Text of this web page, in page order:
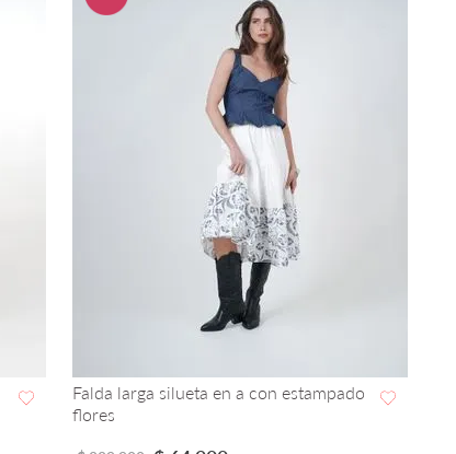
Falda larga silueta en a con estampado
flores